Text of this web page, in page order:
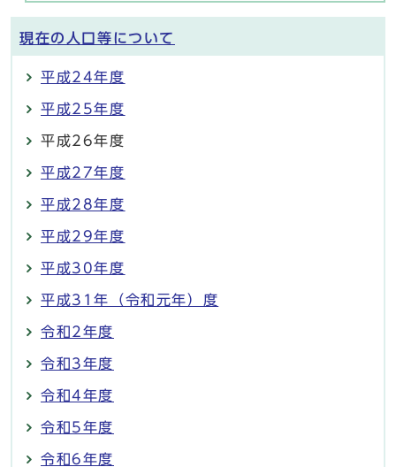
現在の人口等について
平成24年度
平成25年度
平成26年度
平成27年度
平成28年度
平成29年度
平成30年度
平成31年（令和元年）度
令和2年度
令和3年度
令和4年度
令和5年度
令和6年度